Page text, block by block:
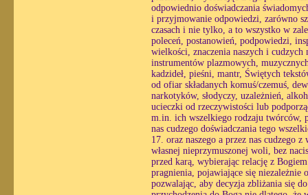
odpowiednio doświadczania
i przyjmowanie odpowiedzi, zarówno
czasach i nie tylko, a to wszystko w
poleceń, postanowień, podpowiedzi,
wielkości, znaczenia naszych i
instrumentów plazmowych,
kadzideł, pieśni, mantr, Świętych
od ofiar składanych komuś/czemuś,
narkotyków, słodyczy, uzależnień,
ucieczki od rzeczywistości lub
m.in. ich wszelkiego rodzaju twórców,
nas cudzego doświadczania tego
17. oraz naszego a przez nas cudzego
własnej nieprzymuszonej woli, bez
przed karą, wybierając relację z
pragnienia, pojawiające się
pozwalając, aby decyzja zbliżania się